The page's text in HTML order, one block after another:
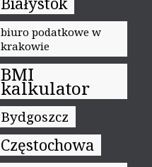
biuro podatkowe w
krakowie
BMI
kalkulator
Bydgoszcz
Częstochowa